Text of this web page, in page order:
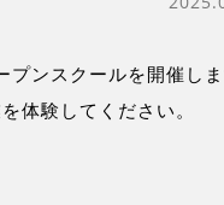
ンスクールを開催しま
体験してください。